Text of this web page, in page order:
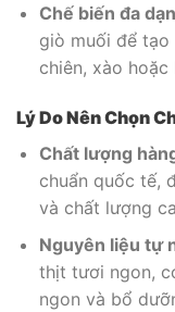
Chế biến đa
giò muối để tạo
chiên, xào hoặc
Lý Do Nên Chọn
Chất lượng
chuẩn quốc tế,
và chất lượng
Nguyên liệu tự
thịt tươi ngon,
ngon và bổ